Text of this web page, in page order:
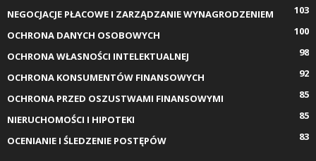
NEGOCJACJE PŁACOWE I ZARZĄDZANIE WYNAGRODZENIEM
103
OCHRONA DANYCH OSOBOWYCH
100
OCHRONA WŁASNOŚCI INTELEKTUALNEJ
98
OCHRONA KONSUMENTÓW FINANSOWYCH
92
OCHRONA PRZED OSZUSTWAMI FINANSOWYMI
85
NIERUCHOMOŚCI I HIPOTEKI
85
OCENIANIE I ŚLEDZENIE POSTĘPÓW
83